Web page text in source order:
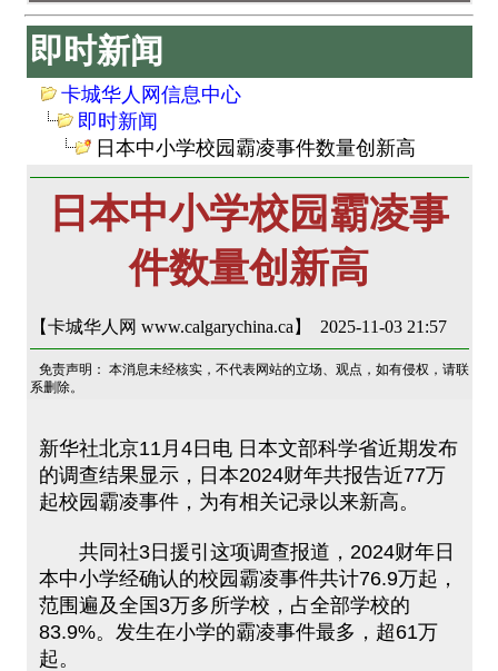
即时新闻
卡城华人网信息中心
即时新闻
日本中小学校园霸凌事件数量创新高
日本中小学校园霸凌事
件数量创新高
【卡城华人网 www.calgarychina.ca】 2025-11-03 21:57
免责声明： 本消息未经核实，不代表网站的立场、观点，如有侵权，请联
系删除。
新华社北京11月4日电 日本文部科学省近期发布
的调查结果显示，日本2024财年共报告近77万
起校园霸凌事件，为有相关记录以来新高。
共同社3日援引这项调查报道，2024财年日
本中小学经确认的校园霸凌事件共计76.9万起，
范围遍及全国3万多所学校，占全部学校的
83.9%。发生在小学的霸凌事件最多，超61万
起。